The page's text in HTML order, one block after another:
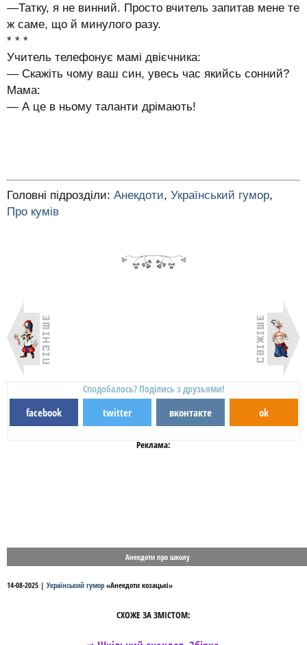
—Татку, я не винний. Просто вчитель запитав мене те
ж саме, що й минулого разу.
* * *
Учитель телефонує мамі двієчника:
— Скажіть чому ваш син, увесь час якийсь сонний?
Мама:
— А це в ньому таланти дрімають!
Головні підрозділи: Анекдоти, Український гумор,
Про кумів
Сподобалось? Поділись з друзьями!
facebook twitter вконтакте ok
Реклама:
Анекдоти про школу
14-08-2025 | Український гумор «Анекдоти козацькі»
СХОЖЕ ЗА ЗМІСТОМ: